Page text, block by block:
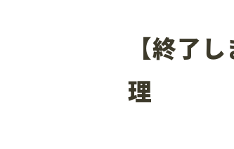
【終了
理